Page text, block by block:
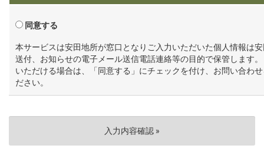
同意する
本サービスは安田地所が窓口となりご入力いただいた個人情報は
送付、お知らせの電子メール送信電話連絡等の目的で保管します
いただける場合は、「同意する」にチェックを付け、お問い合わ
ださい。